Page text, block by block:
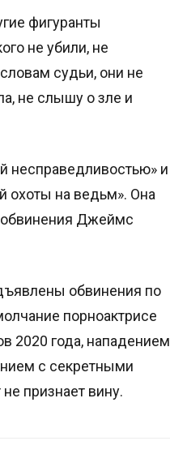
фигуранты
не убили, не
судьи, они не
не слышу о зле и
несправедливостью» и
охоты на ведьм». Она
обвинения Джеймс
обвинения по
порноактрисе
2020 года, нападением
с секретными
признает вину.